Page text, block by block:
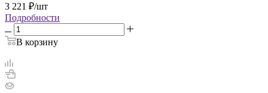
3 221 ₽/шт
Подробности
В корзину